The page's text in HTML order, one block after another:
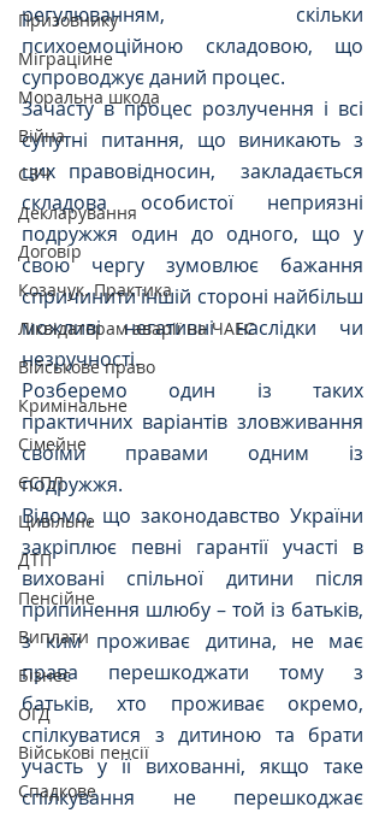
Призовнику
Міграційне
Моральна шкода
Війна
СЗЧ
Декларування
Договір
Козачук. Практика
Ліквідаторам аварії на ЧАЕС
Військове право
Кримінальне
Сімейне
ЄСПЛ
Цивільне
ДТП
Пенсійне
Виплати
Бізнес
ОГД
Військові пенсії
Спадкове
регулюванням, скільки
психоемоційною складовою, що
супроводжує даний процес.
Зачасту в процес розлучення і всі
супутні питання, що виникають з
цих правовідносин,  закладається
складова особистої неприязні
подружжя один до одного, що у
свою чергу зумовлює бажання
спричинити іншій стороні найбільш
можливі негативні наслідки чи
незручності.
Розберемо один із таких
практичних варіантів зловживання
своїми правами одним із
подружжя.
Відомо, що законодавство України
закріплює певні гарантії участі в
виховані спільної дитини після
припинення шлюбу – той із батьків,
з ким проживає дитина, не має
права перешкоджати тому з
батьків, хто проживає окремо,
спілкуватися з дитиною та брати
участь у її вихованні, якщо таке
спілкування не перешкоджає